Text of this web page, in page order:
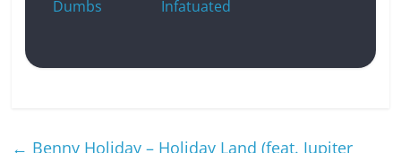
Dumbs Infatuated
← Benny Holiday – Holiday Land (feat. Jupiter